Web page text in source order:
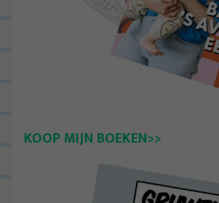
KOOP MIJN BOEKEN>>